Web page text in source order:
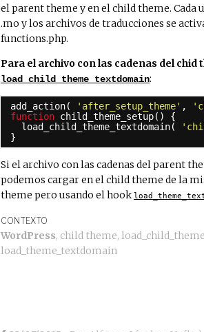
el parent theme y en el child theme. Cada
.mo y los archivos de traducciones se
functions.php.
Para el archivo con las cadenas del chid
load_child_theme_textdomain:
add_action( 'after_setup_theme' ,
function child_theme_setup() {
load_child_theme_textdomain(
}
Si el archivo con las cadenas del parent
podemos cargar en el child theme de la
theme pero usando el hook
CONTEXTO
WordPress, child theme,
load_theme_textdomain